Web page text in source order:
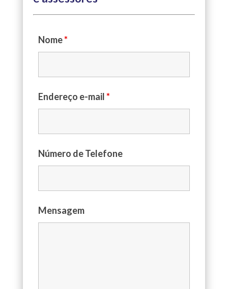
Nome*
Endereço e-mail*
Número de Telefone
Mensagem